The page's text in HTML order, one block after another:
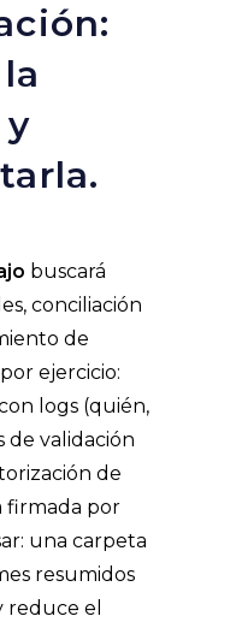
buscará
conciliación
de
ejercicio:
logs (quién,
de validación
de
firmada por
una carpeta
resumidos
reduce el